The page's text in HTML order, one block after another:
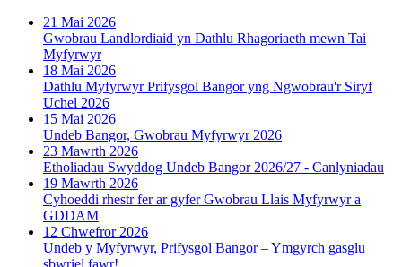
21 Mai 2026
Gwobrau Landlordiaid yn Dathlu Rhagoriaeth mewn Tai
Myfyrwyr
18 Mai 2026
Dathlu Myfyrwyr Prifysgol Bangor yng Ngwobrau'r Siryf
Uchel 2026
15 Mai 2026
Undeb Bangor, Gwobrau Myfyrwyr 2026
23 Mawrth 2026
Etholiadau Swyddog Undeb Bangor 2026/27 - Canlyniadau
19 Mawrth 2026
Cyhoeddi rhestr fer ar gyfer Gwobrau Llais Myfyrwyr a
GDDAM
12 Chwefror 2026
Undeb y Myfyrwyr, Prifysgol Bangor – Ymgyrch gasglu
sbwriel fawr!